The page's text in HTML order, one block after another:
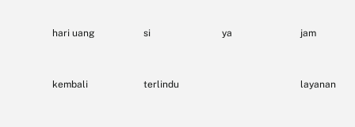
hari uang
kembali
si
terlindu
ya jam
layanan